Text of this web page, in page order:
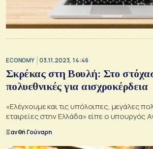
ECONOMY 03.11.2023, 14:46
Σκρέκας στη Βουλή: Στο
πολυεθνικές για αισχροκέρδεια
«Ελέγχουμε και τις υπόλοιπες, μεγάλες
εταιρείες στην Ελλάδα» είπε ο υπουργός
Ξανθή Γούναρη